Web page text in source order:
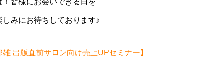
しみにお待ちしております♪
雄 出版直前サロン向け売上UPセミナー】